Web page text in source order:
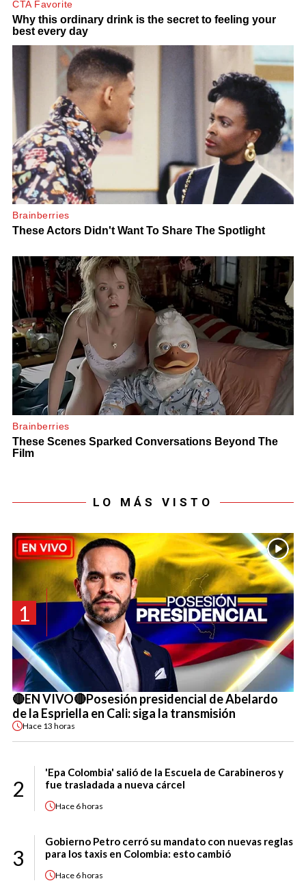
LO MÁS VISTO
1
🔴EN VIVO🔴Posesión presidencial de Abelardo
de la Espriella en Cali: siga la transmisión
Hace 13 horas
2
'Epa Colombia' salió de la Escuela de Carabineros y
fue trasladada a nueva cárcel
Hace 6 horas
3
Gobierno Petro cerró su mandato con nuevas reglas
para los taxis en Colombia: esto cambió
Hace 6 horas